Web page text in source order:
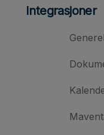
Integrasjoner